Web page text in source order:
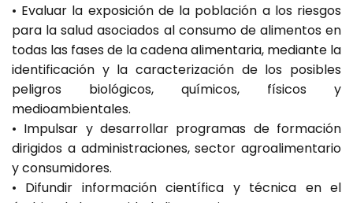
• Evaluar la exposición de la población a los riesgos
para la salud asociados al consumo de alimentos en
todas las fases de la cadena alimentaria, mediante la
identificación y la caracterización de los posibles
peligros biológicos, químicos, físicos y
medioambientales.
• Impulsar y desarrollar programas de formación
dirigidos a administraciones, sector agroalimentario
y consumidores.
• Difundir información científica y técnica en el